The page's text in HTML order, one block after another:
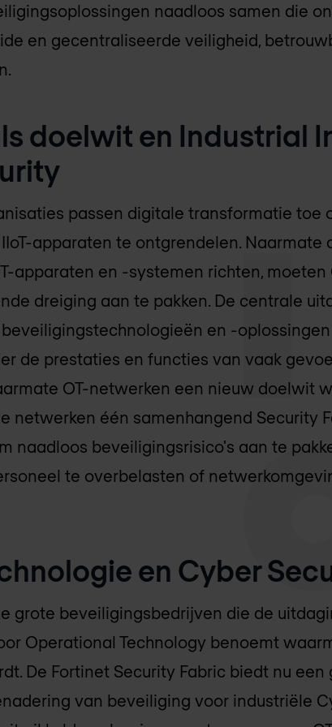
naadloos samen die
en gecentraliseerde veiligheid,
doelwit en Industrial
passen digitale transformatie toe
apparaten te ontgrendelen. Naarmate
apparaten en -systemen richten, moeten
dreiging aan te pakken. De centrale
en -
de prestaties en functies van vaak
OT-netwerken een nieuw doelwit
netwerken één samenhangend Security
naadloos beveiligingsrisico's aan te
te overbelasten of
en Cyber
grote beveiligingsbedrijven die de
Operational Technology benoemt
De Fortinet Security Fabric biedt nu
van beveiliging voor industriële